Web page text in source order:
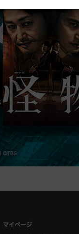
マイページ